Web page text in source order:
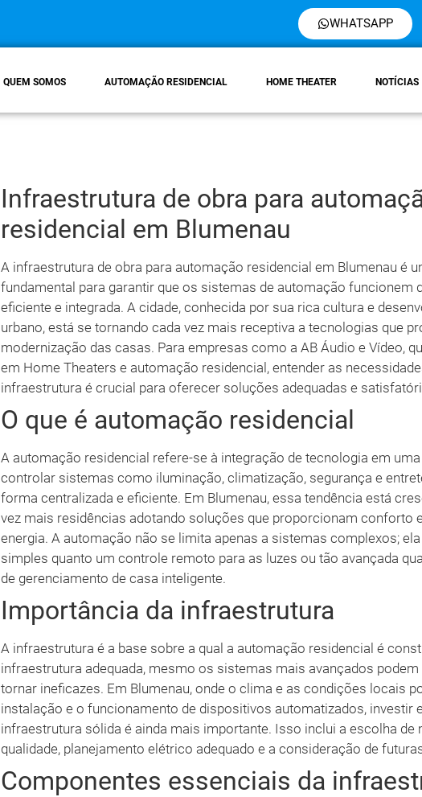
WHATSAPP
QUEM SOMOS AUTOMAÇÃO RESIDENCIAL HOME THEATER NOTÍCIAS
Infraestrutura de obra para
residencial em Blumenau
A infraestrutura de obra para automação residencial em Blumenau é
fundamental para garantir que os sistemas de automação funcionem
eficiente e integrada. A cidade, conhecida por sua rica cultura e
urbano, está se tornando cada vez mais receptiva a tecnologias que
modernização das casas. Para empresas como a AB Áudio e Vídeo,
em Home Theaters e automação residencial, entender as
infraestrutura é crucial para oferecer soluções adequadas e
O que é automação residencial
A automação residencial refere-se à integração de tecnologia em
controlar sistemas como iluminação, climatização, segurança e
forma centralizada e eficiente. Em Blumenau, essa tendência está
vez mais residências adotando soluções que proporcionam conforto
energia. A automação não se limita apenas a sistemas complexos;
simples quanto um controle remoto para as luzes ou tão avançada
de gerenciamento de casa inteligente.
Importância da infraestrutura
A infraestrutura é a base sobre a qual a automação residencial é
infraestrutura adequada, mesmo os sistemas mais avançados
tornar ineficazes. Em Blumenau, onde o clima e as condições locais
instalação e o funcionamento de dispositivos automatizados, investir
infraestrutura sólida é ainda mais importante. Isso inclui a escolha de
qualidade, planejamento elétrico adequado e a consideração de
Componentes essenciais da